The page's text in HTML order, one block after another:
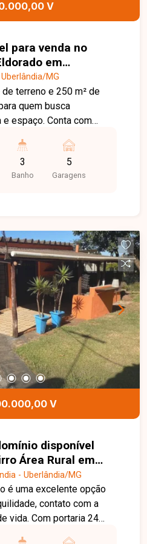
V
para venda no
em
MG
de terreno e 250 m² de
quem busca
espaço. Conta com
com bancada
6 metros, 2 banheiros e
com mangueiras,
3
Banho
5
Garagens
V
disponível
Área Rural em
- Uberlândia/MG
é uma excelente opção
contato com a
vida. Com portaria 24